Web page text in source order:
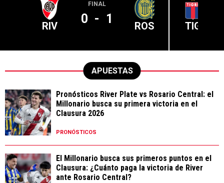
RIV
FINAL
0 - 1 ROS TIG
APUESTAS
Pronósticos River Plate vs Rosario Central: el
Millonario busca su primera victoria en el
Clausura 2026
PRONÓSTICOS
El Millonario busca sus primeros puntos en el
Clausura: ¿Cuánto paga la victoria de River
ante Rosario Central?